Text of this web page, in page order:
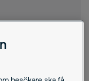
besökare ska få